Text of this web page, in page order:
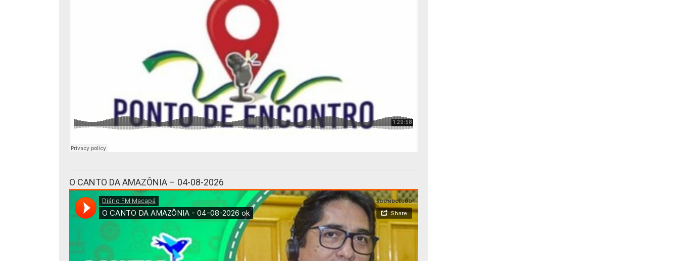
O CANTO DA AMAZÔNIA – 04-08-2026